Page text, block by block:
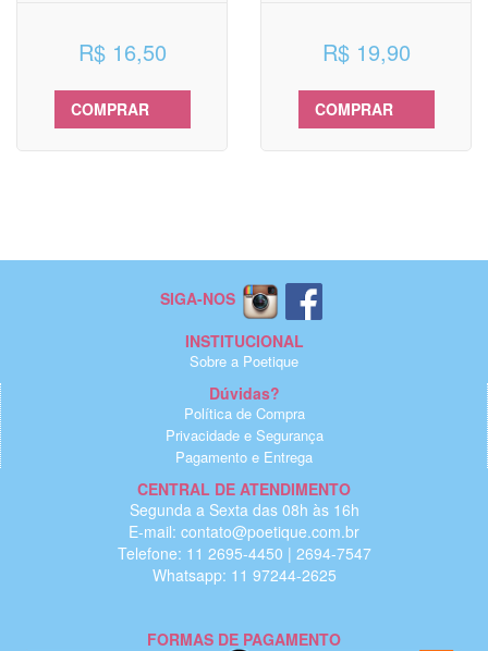
R$ 16,50
COMPRAR
R$ 19,90
COMPRAR
SIGA-NOS
INSTITUCIONAL
Sobre a Poetique
Dúvidas?
Política de Compra
Privacidade e Segurança
Pagamento e Entrega
CENTRAL DE ATENDIMENTO
Segunda a Sexta das 08h às 16h
E-mail: contato@poetique.com.br
Telefone: 11 2695-4450 | 2694-7547
Whatsapp: 11 97244-2625
FORMAS DE PAGAMENTO